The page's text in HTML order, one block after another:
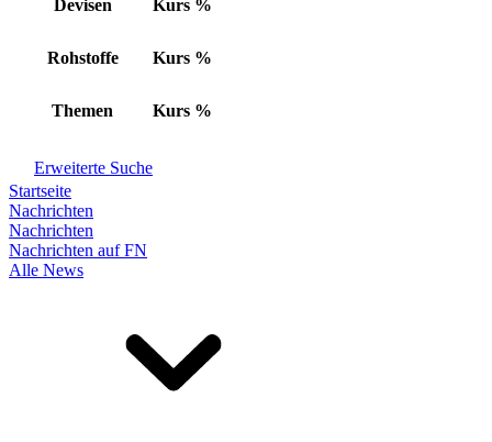
Devisen Kurs %
Rohstoffe Kurs %
Themen Kurs %
Erweiterte Suche
Startseite
Nachrichten
Nachrichten
Nachrichten auf FN
Alle News